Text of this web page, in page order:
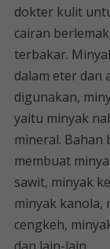
dokter kulit
cairan
terbakar.
dalam eter dan
digunakan,
yaitu minyak
mineral.
membuat
sawit, minyak
minyak kanola,
cengkeh,